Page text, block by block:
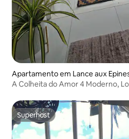
Apartamento em Lance aux
A Colheita do Amor 4 Moderno,
Superhost
Superhost